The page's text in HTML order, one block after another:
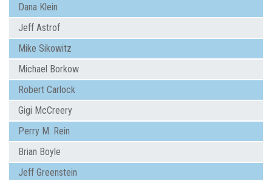
Dana Klein
Jeff Astrof
Mike Sikowitz
Michael Borkow
Robert Carlock
Gigi McCreery
Perry M. Rein
Brian Boyle
Jeff Greenstein